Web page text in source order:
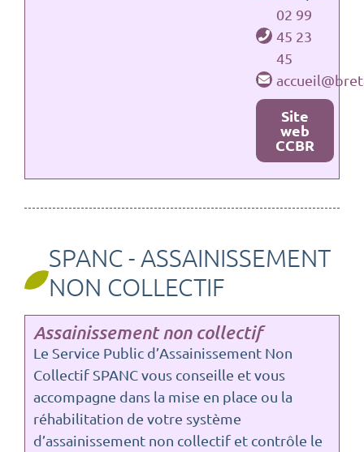
02 99
45 23
45
Site
web
CCBR
SPANC - ASSAINISSEMENT
NON COLLECTIF
Assainissement non collectif
Le Service Public d’Assainissement Non
Collectif SPANC vous conseille et vous
accompagne dans la mise en place ou la
réhabilitation de votre système
d’assainissement non collectif et contrôle le